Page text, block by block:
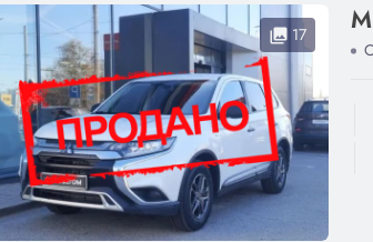
collections 17